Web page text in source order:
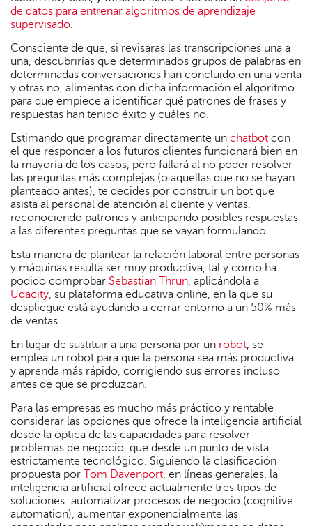
de datos para entrenar algoritmos de aprendizaje
supervisado.
Consciente de que, si revisaras las transcripciones una a
una, descubrirías que determinados grupos de palabras en
determinadas conversaciones han concluido en una venta
y otras no, alimentas con dicha información el algoritmo
para que empiece a identificar qué patrones de frases y
respuestas han tenido éxito y cuáles no.
Estimando que programar directamente un chatbot con
el que responder a los futuros clientes funcionará bien en
la mayoría de los casos, pero fallará al no poder resolver
las preguntas más complejas (o aquellas que no se hayan
planteado antes), te decides por construir un bot que
asista al personal de atención al cliente y ventas,
reconociendo patrones y anticipando posibles respuestas
a las diferentes preguntas que se vayan formulando.
Esta manera de plantear la relación laboral entre personas
y máquinas resulta ser muy productiva, tal y como ha
podido comprobar Sebastian Thrun, aplicándola a
Udacity, su plataforma educativa online, en la que su
despliegue está ayudando a cerrar entorno a un 50% más
de ventas.
En lugar de sustituir a una persona por un robot, se
emplea un robot para que la persona sea más productiva
y aprenda más rápido, corrigiendo sus errores incluso
antes de que se produzcan.
Para las empresas es mucho más práctico y rentable
considerar las opciones que ofrece la inteligencia artificial
desde la óptica de las capacidades para resolver
problemas de negocio, que desde un punto de vista
estrictamente tecnológico. Siguiendo la clasificación
propuesta por
Tom Davenport, en líneas generales, la
inteligencia artificial ofrece actualmente tres tipos de
soluciones: automatizar procesos de negocio (cognitive
automation), aumentar exponencialmente las